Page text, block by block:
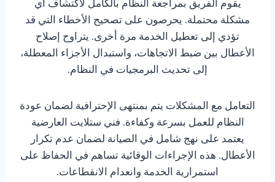
مشكلة محتملة. يحرصون على تصحيح الأخطاء التي قد
تؤدي إلى تعطيل الخدمة مرة أخرى. يتراوح إصلاح
الأعطال بين ضبط الاتجاهات، واستبدال الأجزاء المعطلة،
إلى تحديث البرمجيات في النظام.
التعامل مع المشكلات يتم بمنتهى الإحترافية لضمان عودة
النظام للعمل بسرعة وكفاءة. فني ستلايت العارضية
يعتمد على نهج شامل في الصيانة لضمان عدم تكرار
الأعطال. هذه الإجراءات الوقائية تساهم في الحفاظ على
استمرارية الخدمة وانعدام الانقطاعات.